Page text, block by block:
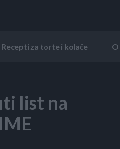
Recepti za torte i kolače O
list na